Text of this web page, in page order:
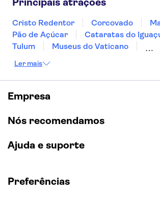
Curitiba
Recife Fortaleza
Cristo Redentor Corcovado
Pão de Açúcar
Cataratas do
Tulum
Museus do Vaticano
Capela Sistina
Sagrada Família
Estátua da
Empire State Building
Burj Khalifa
Discovery Cove
Ler mais
Empresa
Nós recomendamos
Ajuda e suporte
Preferências